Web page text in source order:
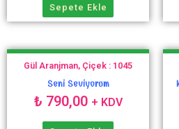
Sepete Ekle
Gül Aranjman, Çiçek : 1045
Seni Seviyorum
₺ 790,00 + KDV